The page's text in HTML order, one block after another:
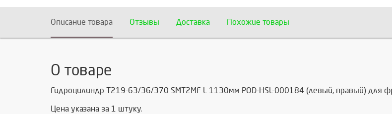
Описание товара Отзывы Доставка Похожие товары
О товаре
Гидроцилиндр Т219-63/36/370 SMT2MF L 1130мм POD-HSL-000184 (левый, правый) для
Цена указана за 1 штуку.